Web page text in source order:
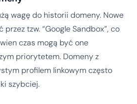
wagę do historii domeny. Nowe
tzw. “Google Sandbox”, co
czas mogą być one
priorytetem. Domeny z
profilem linkowym często
szybciej.